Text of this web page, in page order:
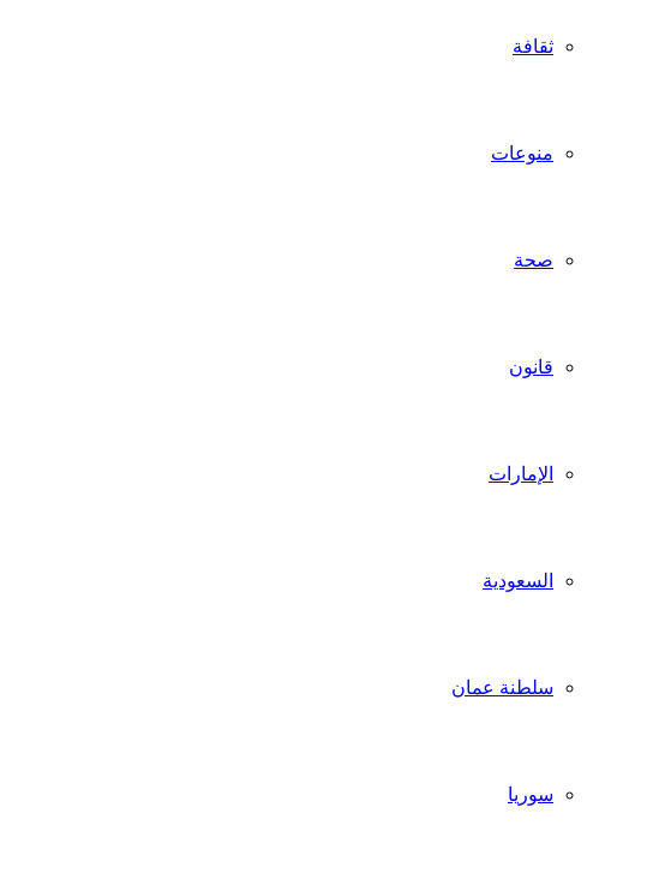
ثقافة
منوعات
صحة
قانون
الإمارات
السعودية
سلطنة عمان
سوريا